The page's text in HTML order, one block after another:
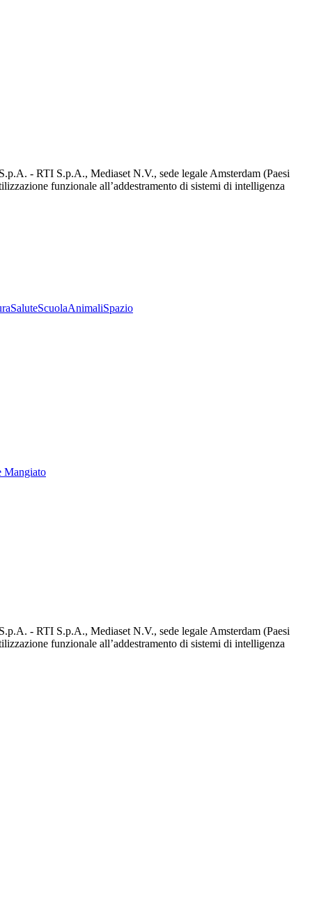
- RTI S.p.A., Mediaset N.V., sede legale Amsterdam (Paesi
funzionale all’addestramento di sistemi di intelligenza
SaluteScuolaAnimaliSpazio
Mangiato
- RTI S.p.A., Mediaset N.V., sede legale Amsterdam (Paesi
funzionale all’addestramento di sistemi di intelligenza